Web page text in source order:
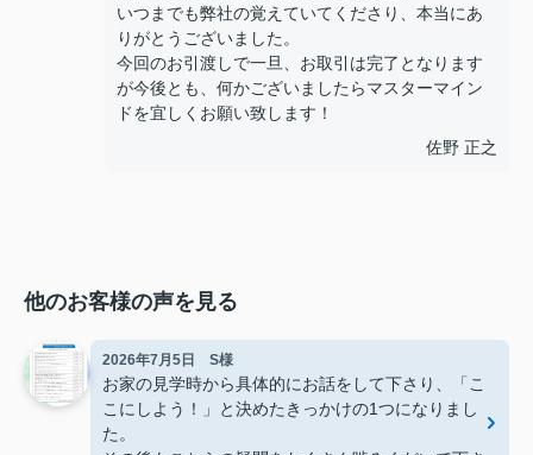
いつまでも弊社の覚えていてくださり、本当にあ
りがとうございました。
今回のお引渡しで一旦、お取引は完了となります
が今後とも、何かございましたらマスターマイン
ドを宜しくお願い致します！
佐野 正之
他のお客様の声を見る
2026年7月5日 S様
お家の見学時から具体的にお話をして下さり、「こ
こにしよう！」と決めたきっかけの1つになりまし
た。